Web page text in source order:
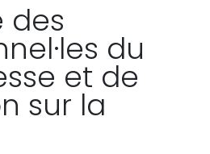
des
du
et de
sur la